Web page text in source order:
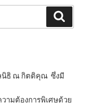
นิธิ ณ กิตติคุณ ซึ่งมี
ามต้องการพิเศษด้วย